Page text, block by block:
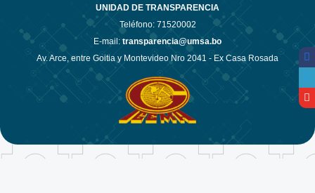
UNIDAD DE TRANSPARENCIA
Teléfono: 71520002
E-mail: transparencia@umsa.bo
Av. Arce, entre Goitia y Montevideo Nro 2041 - Ex Casa Rosada